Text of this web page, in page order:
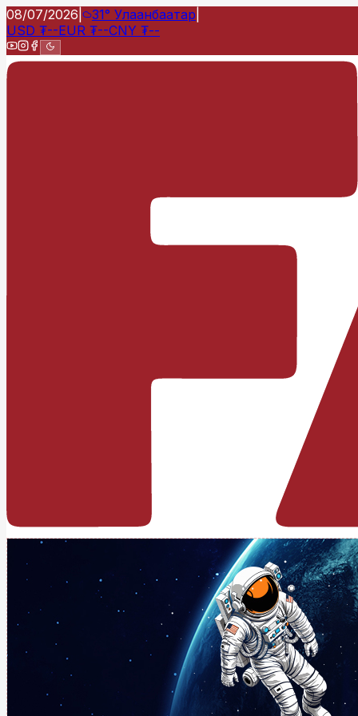
08/07/2026 31° Улаанбаатар
USD ₮--EUR ₮--CNY ₮--